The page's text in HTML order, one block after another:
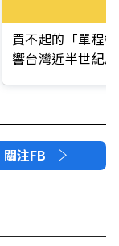
買不起的「單程
響台灣近半世紀
關注FB